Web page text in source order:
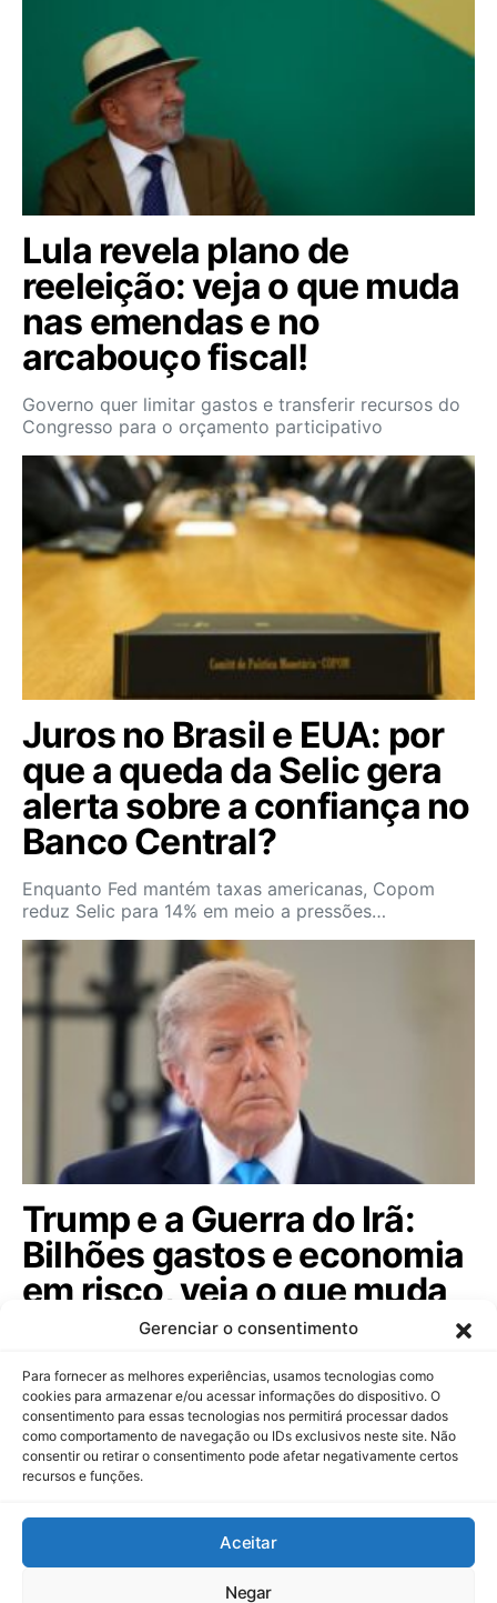
Gerenciar o consentimento
Para fornecer as melhores experiências, usamos tecnologias como
cookies para armazenar e/ou acessar informações do dispositivo. O
consentimento para essas tecnologias nos permitirá processar dados
como comportamento de navegação ou IDs exclusivos neste site. Não
consentir ou retirar o consentimento pode afetar negativamente certos
recursos e funções.
Aceitar
Negar
Lula revela plano de
reeleição: veja o que muda
nas emendas e no
arcabouço fiscal!
Governo quer limitar gastos e transferir recursos do
Congresso para o orçamento participativo
Juros no Brasil e EUA: por
que a queda da Selic gera
alerta sobre a confiança no
Banco Central?
Enquanto Fed mantém taxas americanas, Copom
reduz Selic para 14% em meio a pressões…
Trump e a Guerra do Irã:
Bilhões gastos e economia
em risco, veja o que muda
Entenda como o conflito que custou US$ 37,5
bilhões impacta a economia global e o…
Dinheiropédia
Contato Sobre Nós Política de Privacidade Aviso Legal